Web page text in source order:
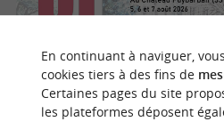
En continuant à naviguer,
cookies tiers à des fins de
Certaines pages du site
les plateformes déposent